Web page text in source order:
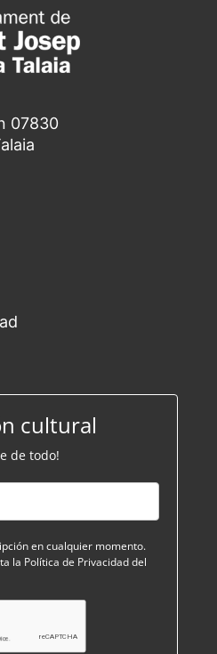
07830
cultural
de todo!
en cualquier momento.
la Política de Privacidad del